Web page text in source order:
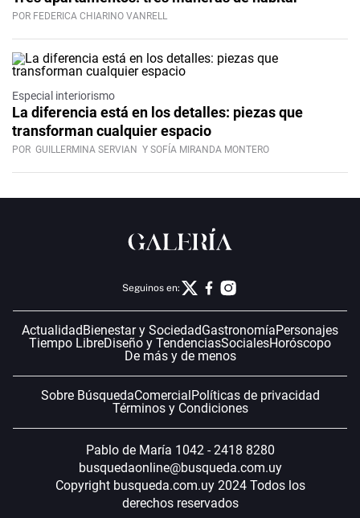
POR FEDERICA CHIARINO VANRELL
Especial interiorismo
La diferencia está en los detalles: piezas que
transforman cualquier espacio
POR GUILLERMINA SERVIAN Y SOFÍA MIRANDA MONTERO
Seguinos en:
Actualidad Bienestar y SociedadGastronomíaPersonajes
Tiempo LibreDiseño y TendenciasSocialesHoróscopo
De más y de menos
Sobre BúsquedaComercial Políticas de privacidad
Términos y Condiciones
Pablo de María 1042 - 2418 8280
busquedaonline@busqueda.com.uy
Copyright busqueda.com.uy 2024 Todos los
derechos reservados